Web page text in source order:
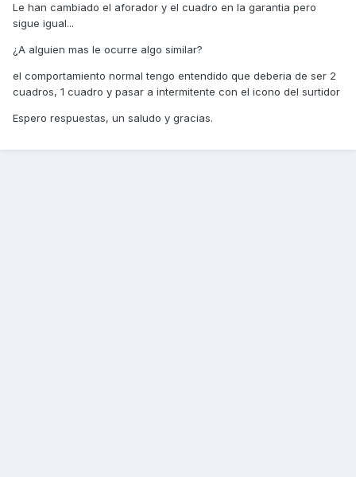
Le han cambiado el aforador y el cuadro en la garantia pero
sigue igual...
¿A alguien mas le ocurre algo similar?
el comportamiento normal tengo entendido que deberia de ser 2
cuadros, 1 cuadro y pasar a intermitente con el icono del surtidor
Espero respuestas, un saludo y gracias.